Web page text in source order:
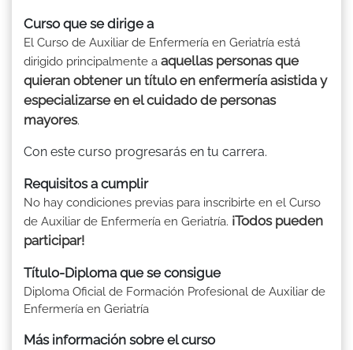
Curso que se dirige a
El Curso de Auxiliar de Enfermería en Geriatría está
dirigido principalmente a aquellas personas que
quieran obtener un título en enfermería asistida y
especializarse en el cuidado de personas
mayores.
Con este curso progresarás en tu carrera.
Requisitos a cumplir
No hay condiciones previas para inscribirte en el Curso
de Auxiliar de Enfermería en Geriatría. ¡Todos pueden
participar!
Título-Diploma que se consigue
Diploma Oficial de Formación Profesional de Auxiliar de
Enfermería en Geriatría
Más información sobre el curso